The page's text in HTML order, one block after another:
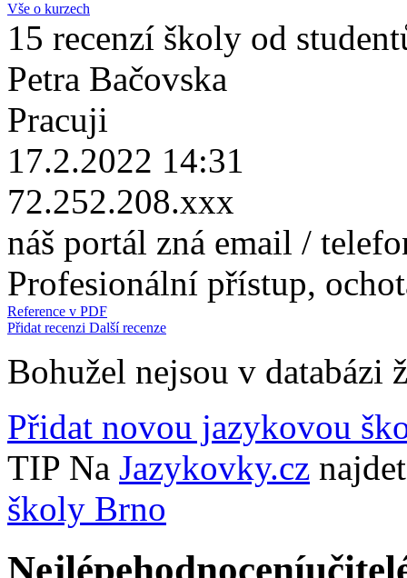
Vše o kurzech
15 recenzí školy od
Petra Bačovska
Pracuji
17.2.2022 14:31
72.252.208.xxx
náš portál zná email /
Profesionální přístup,
Reference v PDF
Přidat recenzi Další recenze
Bohužel nejsou v databázi
Přidat novou jazykovou
TIP Na Jazykovky.cz
školy Brno
Nejlépehodnocení